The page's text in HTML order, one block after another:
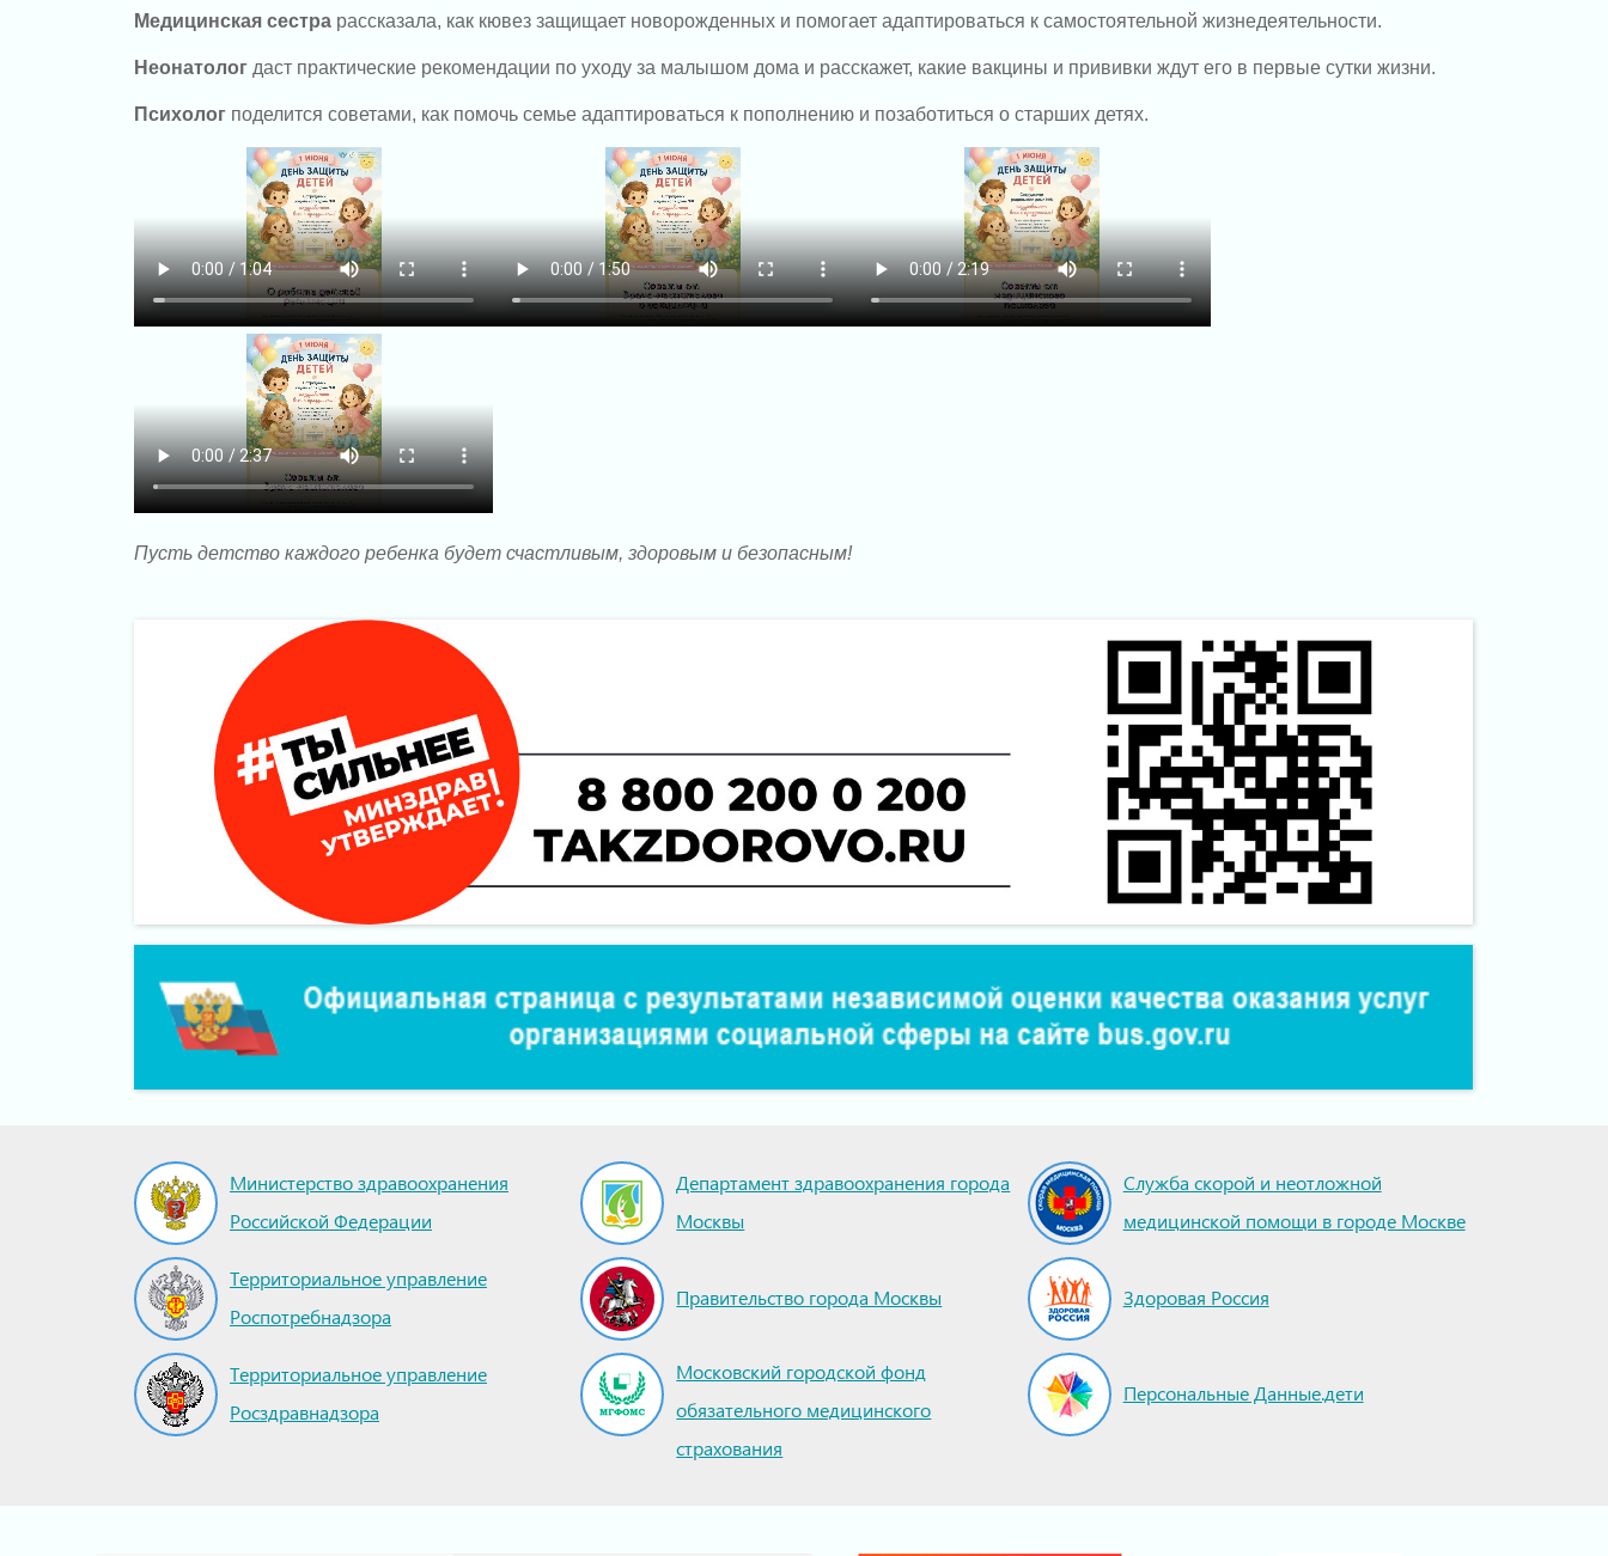
Медицинская сестра рассказала, как кювез защищает новорожденных и помогает адаптироваться к самостоятельной жизнедеятельности.
Неонатолог даст практические рекомендации по уходу за малышом дома и расскажет, какие вакцины и прививки ждут его в первые сутки жизни.
Психолог поделится советами, как помочь семье адаптироваться к пополнению и позаботиться о старших детях.
Пусть детство каждого ребенка будет счастливым, здоровым и безопасным!
Министерство здравоохранения
Российской Федерации
Территориальное управление
Роспотребнадзора
Территориальное управление
Росздравнадзора
Департамент здравоохранения города
Москвы
Правительство города Москвы
Московский городской фонд
обязательного медицинского
страхования
Служба скорой и неотложной
медицинской помощи в городе Москве
Здоровая Россия
Персональные Данные.дети